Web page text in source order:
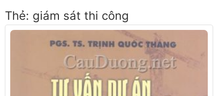
Thẻ: giám sát thi công